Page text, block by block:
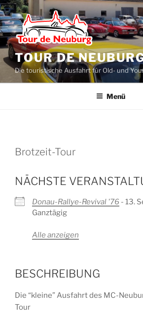
Zum
Inhalt
springen
TOUR DE
Die touristische Ausfahrt für Old- und
Menü
Brotzeit-Tour
NÄCHSTE
Donau-Rallye-Revival '76 - 13.
Ganztägig
Alle anzeigen
BESCHREIBUNG
Die “kleine” Ausfahrt des MC-
Tour